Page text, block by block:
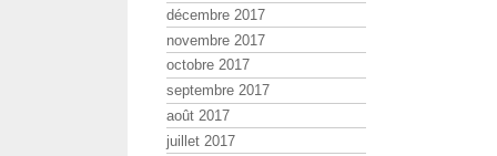
décembre 2017
novembre 2017
octobre 2017
septembre 2017
août 2017
juillet 2017